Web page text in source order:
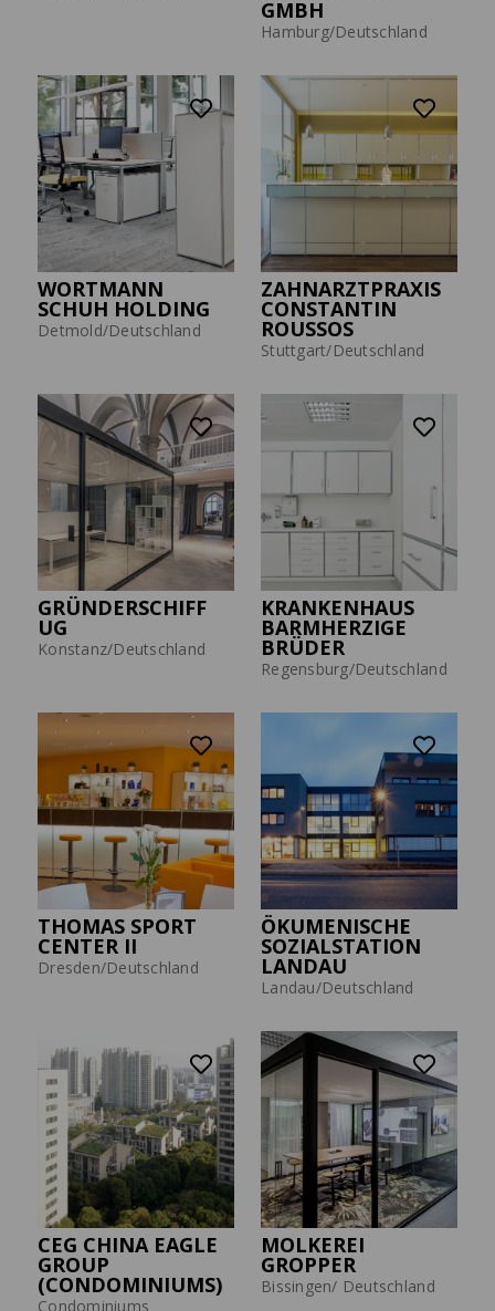
GMBH
Hamburg/Deutschland
WORTMANN
SCHUH HOLDING
Detmold/Deutschland
ZAHNARZTPRAXIS
CONSTANTIN
ROUSSOS
Stuttgart/Deutschland
GRÜNDERSCHIFF
UG
Konstanz/Deutschland
KRANKENHAUS
BARMHERZIGE
BRÜDER
Regensburg/Deutschland
THOMAS SPORT
CENTER II
Dresden/Deutschland
ÖKUMENISCHE
SOZIALSTATION
LANDAU
Landau/Deutschland
CEG CHINA EAGLE
GROUP
(CONDOMINIUMS)
Condominiums
MOLKEREI
GROPPER
Bissingen/ Deutschland